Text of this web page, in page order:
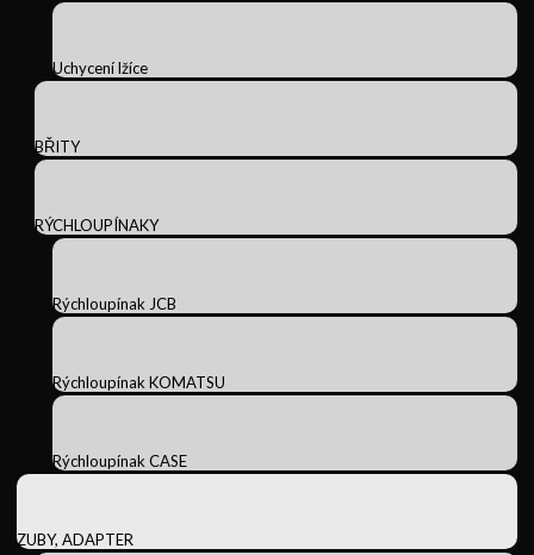
Uchycení lžíce
BŘITY
RÝCHLOUPÍNAKY
Rýchloupínak JCB
Rýchloupínak KOMATSU
Rýchloupínak CASE
ZUBY, ADAPTER